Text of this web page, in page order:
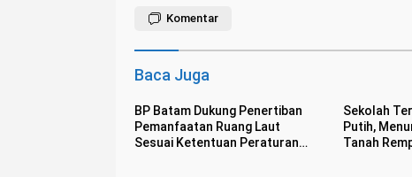
Komentar
Baca Juga
BP Batam Dukung Penertiban
Pemanfaatan Ruang Laut
Sesuai Ketentuan Peraturan
Sekolah
Putih,
Tanah